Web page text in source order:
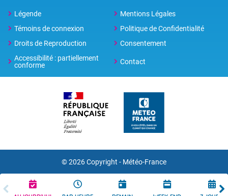
Légende
Mentions Légales
Témoins de connexion
Politique de Confidentialité
Droits de Reproduction
Consentement
Accessibilité : partiellement
conforme
Contact
© 2026 Copyright - Météo-France